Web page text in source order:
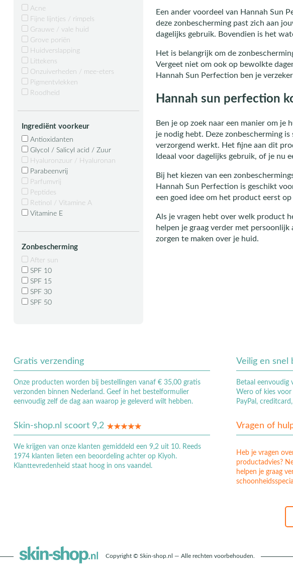
Acne
Fijne lijntjes / rimpels
Grauwe / vale huid
Grove poriën
Huidverslapping
Littekens
Onzuiverheden / mee-eters
Pigmentvlekken
Roodheid
Ingrediënt voorkeur
Antioxidanten
Glycol / Salicyl acid / Zuur
Hyaluronzuur / Hyaluronan
Parabeenvrij
Parfumvrij
Peptides
Retinol / Vitamine A
Vitamine E
Zonbescherming
After sun
SPF 10
SPF 15
SPF 30
SPF 50
Een ander voordeel van Hannah Sun
deze zonbescherming past zich aan
dagelijks gebruik. Bovendien is het
Het is belangrijk om de
Vergeet niet om ook op bewolkte
Hannah Sun Perfection ben je
Hannah sun perfection
Ben je op zoek naar een manier om
je nodig hebt. Deze zonbescherming
verzorgend werkt. Het fijne aan dit
Ideaal voor dagelijks gebruik, of je nu
Bij het kiezen van een
Hannah Sun Perfection is geschikt
een goed idee om het product eerst
Als je vragen hebt over welk product
helpen je graag verder met
zorgen te maken over je huid.
Gratis verzending
Onze producten worden bij bestellingen vanaf € 35,00 gratis
verzonden binnen Nederland. Geef in het bestelformulier
eenvoudig zelf de dag aan waarop je geleverd wilt hebben.
Veilig en snel
Betaal eenvoudig
Wero of kies voor
PayPal,
Skin-shop.nl scoort 9,2
We krijgen van onze klanten gemiddeld een 9,2 uit 10. Reeds
1974 klanten lieten een beoordeling achter op Kiyoh.
Klanttevredenheid staat hoog in ons vaandel.
Vragen of
Heb je vragen
productadvies?
helpen je graag
Copyright © Skin-shop.nl — Alle rechten voorbehouden.